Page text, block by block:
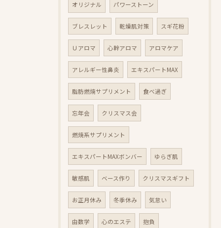
オリジナル パワーストーン
ブレスレット 乾燥肌対策 スギ花粉
Ｕアロマ 心幹アロマ アロマケア
アレルギー性鼻炎 エキスパートMAX
脂肪燃焼サプリメント 食べ過ぎ
忘年会 クリスマス会
燃焼系サプリメント
エキスパートMAXボンバー ゆらぎ肌
敏感肌 ベース作り クリスマスギフト
お正月休み 冬季休み 気怠い
由数学 心のエステ 抱負